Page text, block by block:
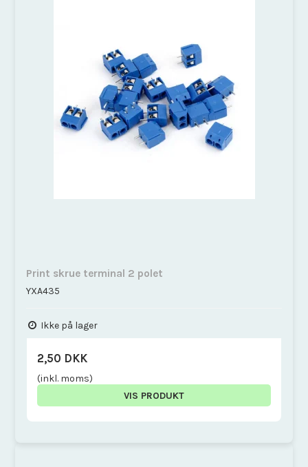
Print skrue terminal 2 polet
YXA435
Ikke på lager
2,50 DKK
(inkl. moms)
VIS PRODUKT